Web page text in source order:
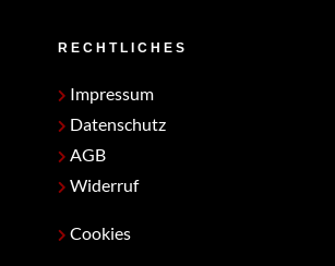
RECHTLICHES
Impressum
Datenschutz
AGB
Widerruf
Cookies